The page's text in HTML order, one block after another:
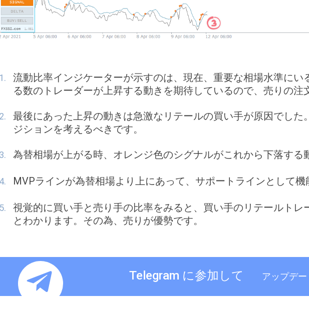
流動比率インジケーターが示すのは、現在、重要な相場水準にい
る数のトレーダーが上昇する動きを期待しているので、売りの注
最後にあった上昇の動きは急激なリテールの買い手が原因でした
ジションを考えるべきです。
為替相場が上がる時、オレンジ色のシグナルがこれから下落する
MVPラインが為替相場より上にあって、サポートラインとして機
視覚的に買い手と売り手の比率をみると、買い手のリテールトレ
とわかります。その為、売りが優勢です。
Telegram に参加して アップデー